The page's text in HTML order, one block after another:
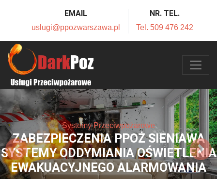
EMAIL
uslugi@ppozwarszawa.pl
NR. TEL.
Tel. 509 476 242
Systemy Przeciwpożarowe
ZABEZPIECZENIA PPOŻ SIENIAWA
SYSTEMY ODDYMIANIA OŚWIETLENIA
EWAKUACYJNEGO ALARMOWANIA